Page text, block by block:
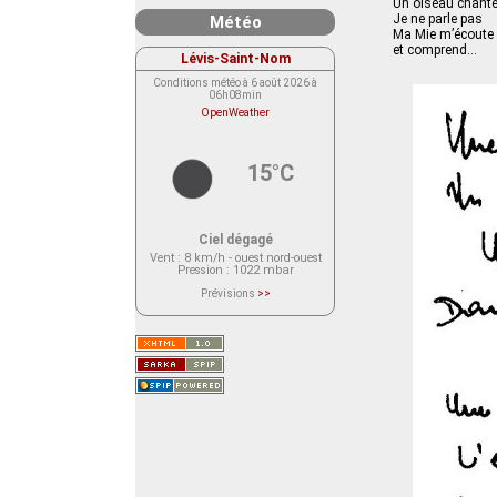
Un oiseau
Je ne parle pas
Ma Mie m’écoute
et comprend...
Météo
Lévis-Saint-Nom
Conditions météo à 6 août 2026 à
06h08min
OpenWeather
15°C
Ciel dégagé
Vent: 8 km/h - ouest nord-ouest
Pression : 1022 mbar
Prévisions >>
actuellement aucune prévision
Saint-Nom.
Veuillez consulter le message du
service ci-dessous.
(401 - Invalid API key. Please see
https://openweathermap.org/faq#error401